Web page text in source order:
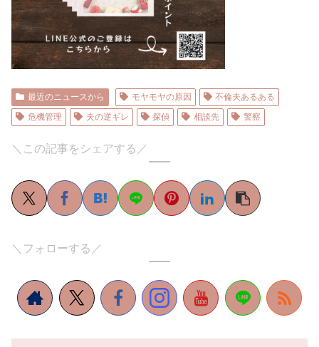
最近のニュースから モヤモヤの原因
不倫夫あるある
危機管理
夫の逆ギレ 探偵 相談先 警察
＼この記事をシェアする／
＼フォローする／